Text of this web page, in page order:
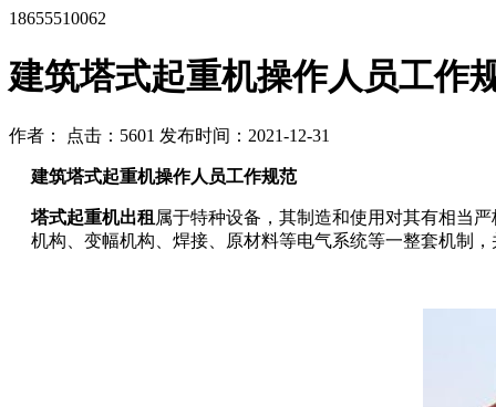
18655510062
建筑塔式起重机操作人员工作
作者： 点击：5601 发布时间：2021-12-31
建筑塔式起重机操作人员工作规范
塔式起重机出租 属于特种设备，其制造和使用对其有相当
机构、变幅机构、焊接、原材料等电气系统等一整套机制